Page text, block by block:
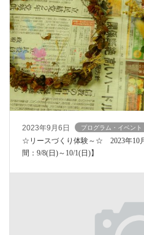
2023年9月6日 プログラム・イベント
☆リースづくり体験～☆ 2023年10
間：9/8(日)～10/1(日)】